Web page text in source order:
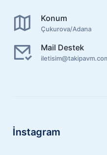
Konum
Çukurova/Adana
Mail Destek
İnstagram